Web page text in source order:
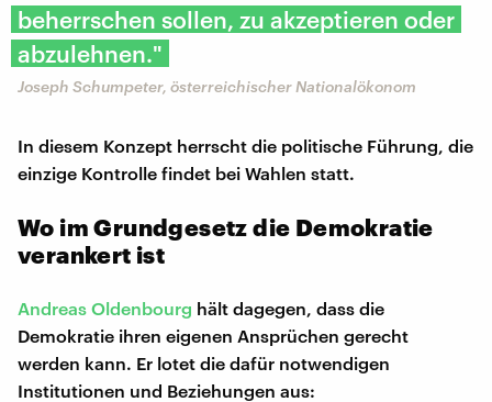
beherrschen sollen, zu akzeptieren oder
abzulehnen."
Joseph Schumpeter, österreichischer Nationalökonom
In diesem Konzept herrscht die politische Führung, die
einzige Kontrolle findet bei Wahlen statt.
Wo im Grundgesetz die Demokratie
verankert ist
Andreas Oldenbourg hält dagegen, dass die
Demokratie ihren eigenen Ansprüchen gerecht
werden kann. Er lotet die dafür notwendigen
Institutionen und Beziehungen aus: